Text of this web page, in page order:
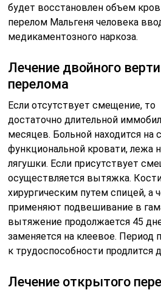
будет восстановлен объем
перелом Мальгеня человека
медикаментозного наркоза.
Лечение двойного
перелома
Если отсутствует смещение, то
достаточно длительной
месяцев. Больной находится на
функциональной кровати, лежа
лягушки. Если присутствует
осуществляется вытяжка.
хирургическим путем спицей, а
применяют подвешивание в
вытяжение продолжается 45
заменяется на клеевое. Период
к трудоспособности продлится
Лечение открытого